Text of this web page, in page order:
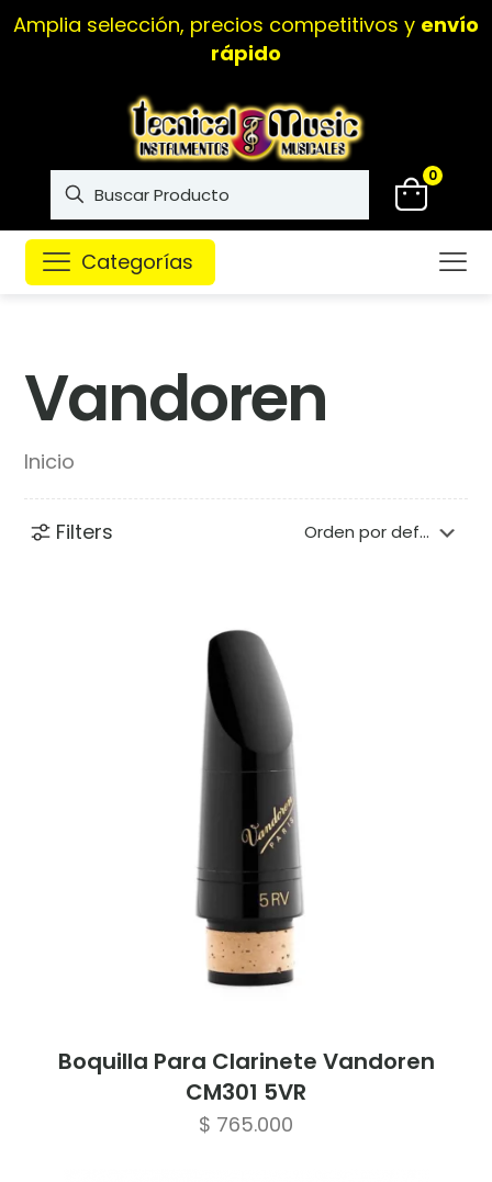
Amplia selección, precios competitivos y envío
rápido
0
Categorías
Vandoren
Inicio
Filters
Boquilla Para Clarinete Vandoren
CM301 5VR
$ 765.000